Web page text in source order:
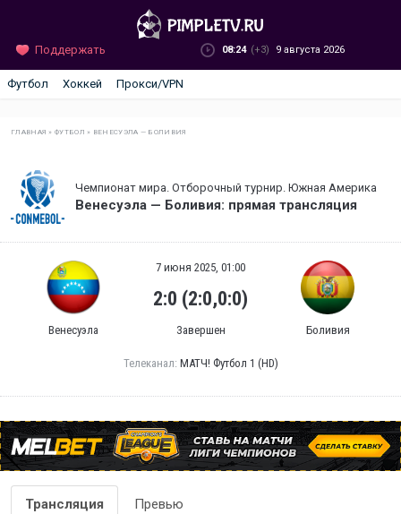
Поддержать 08:24 (+3) 9 августа 2026
Футбол Хоккей Прокси/VPN
ГЛАВНАЯ »ФУТБОЛ » ВЕНЕСУЭЛА — БОЛИВИЯ
Чемпионат мира. Отборочный турнир. Южная Америка
Венесуэла — Боливия: прямая трансляция
Венесуэла
7 июня 2025, 01:00
2:0 (2:0,0:0)
Завершен Боливия
Телеканал: МАТЧ! Футбол 1 (HD)
Трансляция Превью